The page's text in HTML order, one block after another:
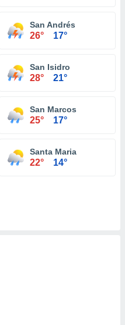
San Andrés
26° 17°
San Isidro
28° 21°
San Marcos
25° 17°
Santa Maria
22° 14°